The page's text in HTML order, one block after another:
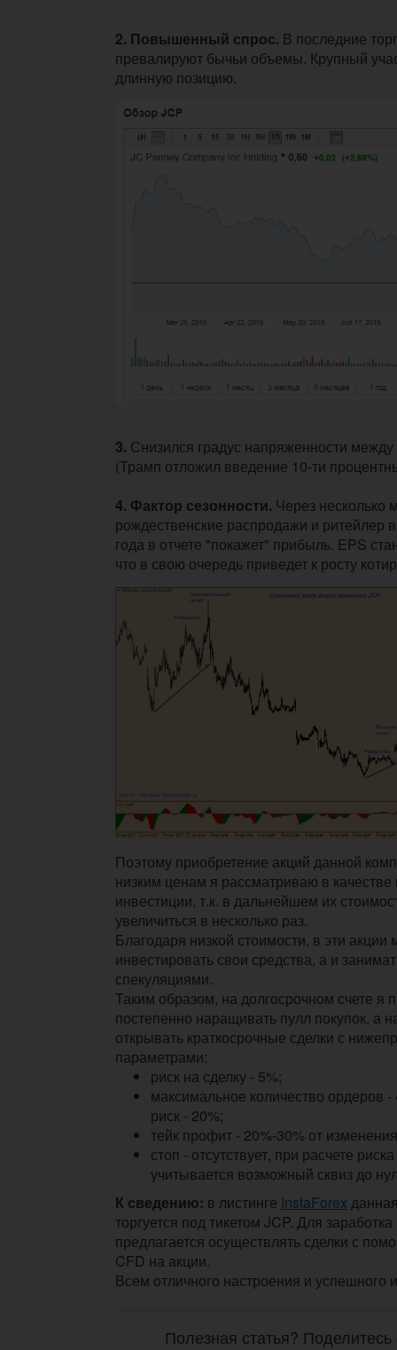
2. Повышенный спрос. В последние
превалируют бычьи объемы. Крупный
длинную позицию.
3. Снизился градус напряженности
(Трамп отложил введение 10-ти
4. Фактор сезонности. Через несколько
рождественские распродажи и ритейлер
года в отчете "покажет" прибыль. EPS
что в свою очередь приведет к росту
Поэтому приобретение акций данной
низким ценам я рассматриваю в качестве
инвестиции, т.к. в дальнейшем их
увеличиться в несколько раз.
Благодаря низкой стоимости, в эти акции
инвестировать свои средства, а и
спекуляциями.
Таким образом, на долгосрочном счете я
постепенно наращивать пулл покупок, а
открывать краткосрочные сделки с
параметрами:
риск на сделку - 5%;
максимальное количество ордеров
риск - 20%;
тейк профит - 20%-30% от
стоп - отсутствует, при расчете
учитывается возможный сквиз до
К сведению: в листинге InstaForex
торгуется под тикетом JCP. Для
предлагается осуществлять сделки с
CFD на акции.
Всем отличного настроения и успешного
Полезная статья?